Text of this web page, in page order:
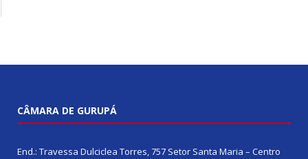
CÂMARA DE GURUPÁ
End.: Travessa Dulciclea Torres, 757 Setor Santa Maria – Centro